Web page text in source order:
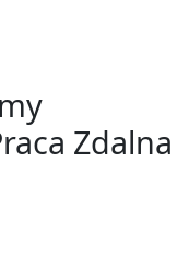
Zdalna